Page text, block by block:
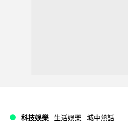
科技娛樂 生活娛樂 城中熱話